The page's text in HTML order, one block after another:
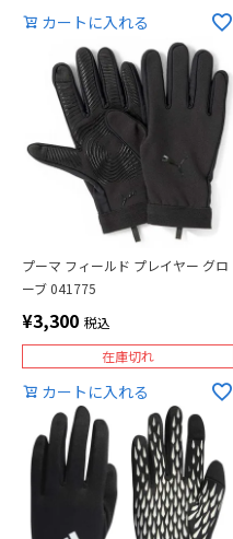
カートに入れる
プーマ フィールド プレイヤー グロ
ーブ 041775
¥3,300 税込
在庫切れ
カートに入れる